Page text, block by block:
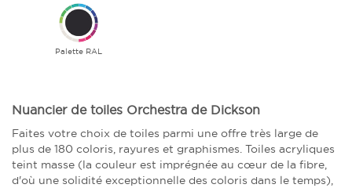
Palette RAL
Nuancier de toiles Orchestra de Dickson
Faites votre choix de toiles parmi une offre très large de
plus de 180 coloris, rayures et graphismes. Toiles acryliques
teint masse (la couleur est imprégnée au cœur de la fibre,
d'où une solidité exceptionnelle des coloris dans le temps),